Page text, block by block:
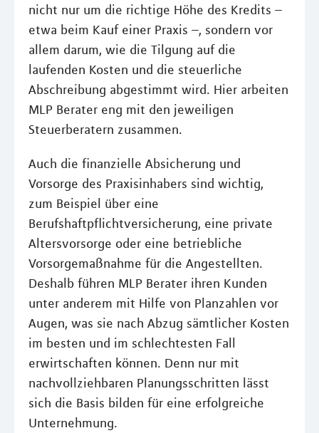
nicht nur um die richtige Höhe des Kredits –
etwa beim Kauf einer Praxis –, sondern vor
allem darum, wie die Tilgung auf die
laufenden Kosten und die steuerliche
Abschreibung abgestimmt wird. Hier arbeiten
MLP Berater eng mit den jeweiligen
Steuerberatern zusammen.
Auch die finanzielle Absicherung und
Vorsorge des Praxisinhabers sind wichtig,
zum Beispiel über eine
Berufshaftpflichtversicherung, eine private
Altersvorsorge oder eine betriebliche
Vorsorgemaßnahme für die Angestellten.
Deshalb führen MLP Berater ihren Kunden
unter anderem mit Hilfe von Planzahlen vor
Augen, was sie nach Abzug sämtlicher Kosten
im besten und im schlechtesten Fall
erwirtschaften können. Denn nur mit
nachvollziehbaren Planungsschritten lässt
sich die Basis bilden für eine erfolgreiche
Unternehmung.